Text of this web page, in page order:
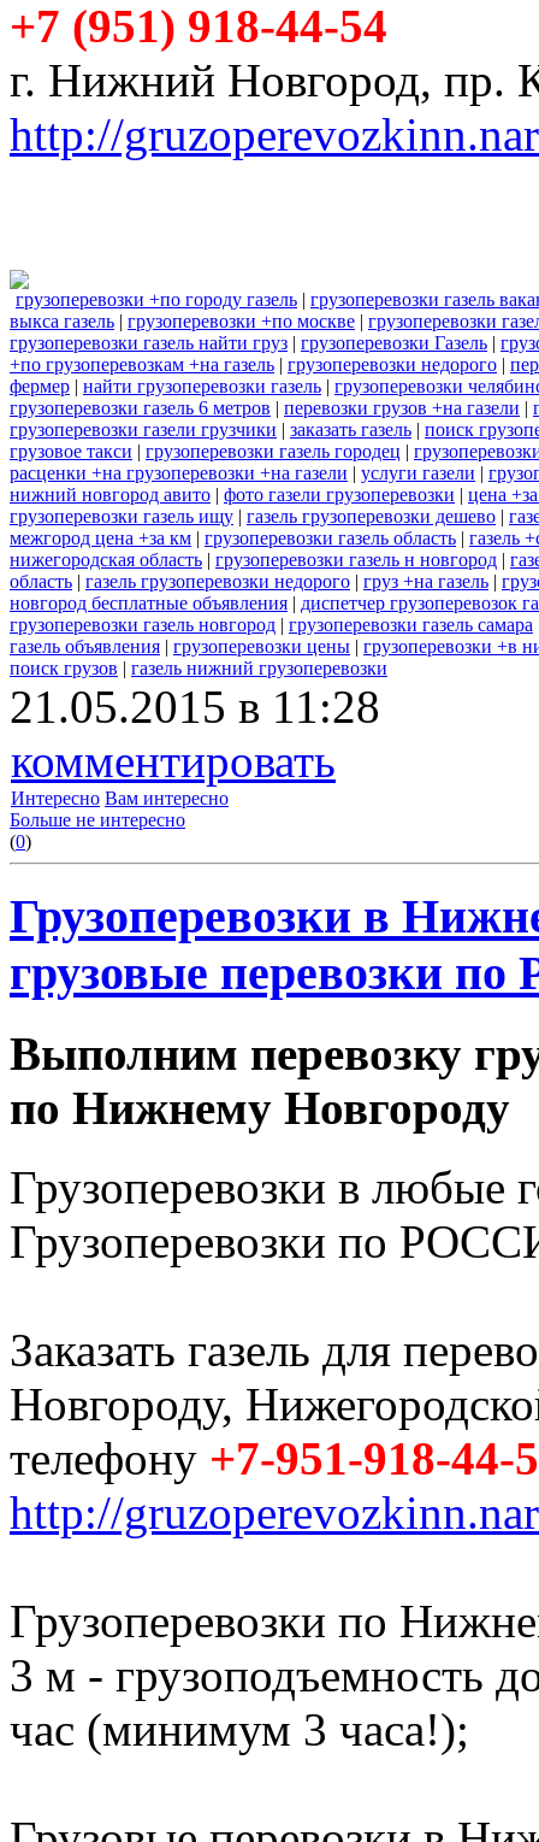
+7 (951) 918-44-54
г. Нижний Новгород, пр.
http://
грузоперевозки +по городу газель | грузоперевозки газель
выкса газель | грузоперевозки +по москве | грузоперевозки
грузоперевозки газель найти груз | грузоперевозки Газель |
+по грузоперевозкам +на газель | грузоперевозки недорого |
фермер | найти грузоперевозки газель | грузоперевозки
грузоперевозки газель 6 метров | перевозки грузов +на газели |
грузоперевозки газели грузчики | заказать газель | поиск
грузовое такси | грузоперевозки газель городец |
расценки +на грузоперевозки +на газели | услуги газели |
нижний новгород авито | фото газели грузоперевозки | цена
грузоперевозки газель ищу | газель грузоперевозки дешево |
межгород цена +за км | грузоперевозки газель область | газель
нижегородская область | грузоперевозки газель н новгород |
область | газель грузоперевозки недорого | груз +на газель |
новгород бесплатные объявления | диспетчер грузоперевозок
грузоперевозки газель новгород | грузоперевозки газель самара
газель объявления | грузоперевозки цены | грузоперевозки +в
поиск грузов | газель нижний грузоперевозки
21.05.2015 в 11:28
комментировать
Интересно Вам интересно
Больше не интересно
(0)
Грузоперевозки в
грузовые перевозки по
Выполним перевозку
по Нижнему Новгороду
Грузоперевозки в любые
Грузоперевозки по
Заказать газель для
Новгороду,
телефону +7-951-918-44-
http://
Грузоперевозки по
3 м - грузоподъемность
час (минимум 3 часа!);